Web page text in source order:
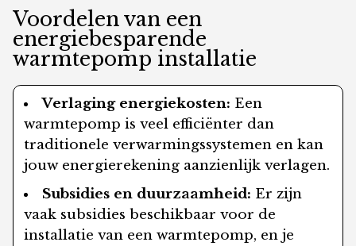
Voordelen van een
energiebesparende
warmtepomp installatie
Verlaging energiekosten: Een
warmtepomp is veel efficiënter dan
traditionele verwarmingssystemen en kan
jouw energierekening aanzienlijk verlagen.
Subsidies en duurzaamheid: Er zijn
vaak subsidies beschikbaar voor de
installatie van een warmtepomp, en je